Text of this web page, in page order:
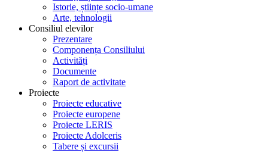
Istorie, științe socio-umane
Arte, tehnologii
Consiliul elevilor
Prezentare
Componența Consiliului
Activități
Documente
Raport de activitate
Proiecte
Proiecte educative
Proiecte europene
Proiecte LERIS
Proiecte Adolceris
Tabere și excursii